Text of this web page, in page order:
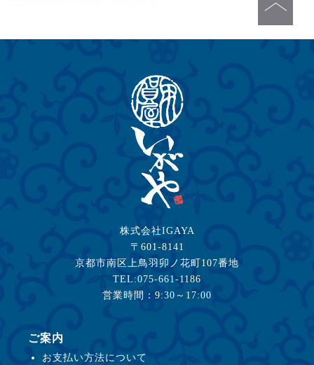
株式会社IGAYA
〒601-8141
京都市南区上鳥羽卯ノ花町107番地
TEL:075-661-1186
営業時間：9:30～17:00
ご案内
お支払い方法について